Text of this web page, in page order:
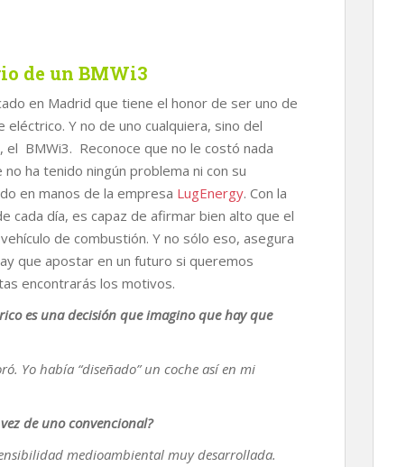
de un BMWi3
en Madrid que tiene el honor de ser uno de
Y no de uno cualquiera, sino del
BMWi3. Reconoce que no le costó nada
ha tenido ningún problema ni con su
en manos de la empresa LugEnergy. Con la
cada día, es capaz de afirmar bien alto que el
de combustión. Y no sólo eso, asegura
que apostar en un futuro si queremos
encontrarás los motivos.
es una decisión que imagino que hay que
Yo había “diseñado” un coche así en mi
de uno convencional?
medioambiental muy desarrollada.